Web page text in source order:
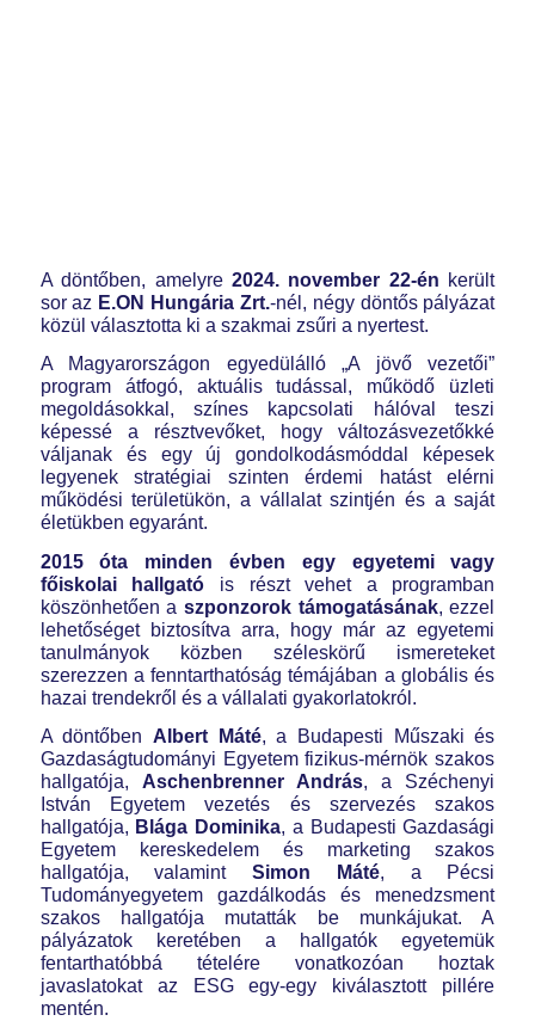
A döntőben, amelyre 2024. november 22-én került
sor az E.ON Hungária Zrt.-nél, négy döntős pályázat
közül választotta ki a szakmai zsűri a nyertest.
A Magyarországon egyedülálló „A jövő vezetői”
program átfogó, aktuális tudással, működő üzleti
megoldásokkal, színes kapcsolati hálóval teszi
képessé a résztvevőket, hogy változásvezetőkké
váljanak és egy új gondolkodásmóddal képesek
legyenek stratégiai szinten érdemi hatást elérni
működési területükön, a vállalat szintjén és a saját
életükben egyaránt.
2015 óta minden évben egy egyetemi vagy
főiskolai hallgató is részt vehet a programban
köszönhetően a szponzorok támogatásának, ezzel
lehetőséget biztosítva arra, hogy már az egyetemi
tanulmányok közben széleskörű ismereteket
szerezzen a fenntarthatóság témájában a globális és
hazai trendekről és a vállalati gyakorlatokról.
A döntőben Albert Máté, a Budapesti Műszaki és
Gazdaságtudományi Egyetem fizikus-mérnök szakos
hallgatója, Aschenbrenner András, a Széchenyi
István Egyetem vezetés és szervezés szakos
hallgatója, Blága Dominika, a Budapesti Gazdasági
Egyetem kereskedelem és marketing szakos
hallgatója, valamintSimon Máté, a Pécsi
Tudományegyetem gazdálkodás és menedzsment
szakos hallgatója mutatták be munkájukat. A
pályázatok keretében a hallgatók egyetemük
fentarthatóbbá tételére vonatkozóan hoztak
javaslatokat az ESG egy-egy kiválasztott pillére
mentén.